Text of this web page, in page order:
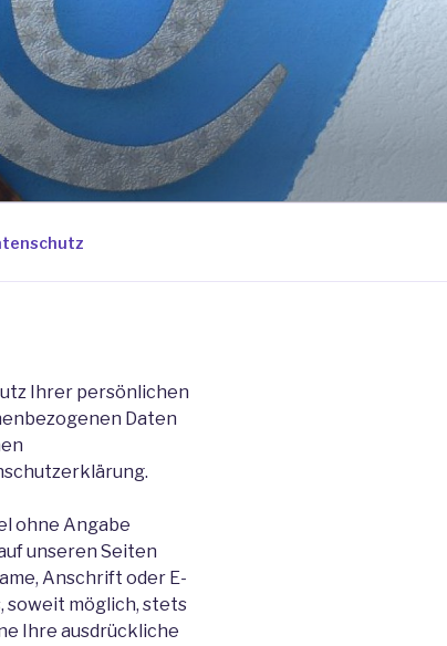
Ihrer persönlichen
Daten
ohne Angabe
unseren Seiten
Anschrift oder E-
soweit möglich, stets
Ihre ausdrückliche